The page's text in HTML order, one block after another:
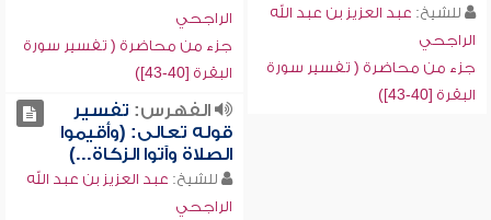
للشيخ: عبد العزيز بن عبد الله
الراجحي
جزء من محاضرة ( تفسير سورة
البقرة [40-43])
الراجحي
جزء من محاضرة ( تفسير سورة
البقرة [40-43])
الفهرس: تفسير
قوله تعالى: (وأقيموا
الصلاة وآتوا الزكاة...)
للشيخ: عبد العزيز بن عبد الله
الراجحي